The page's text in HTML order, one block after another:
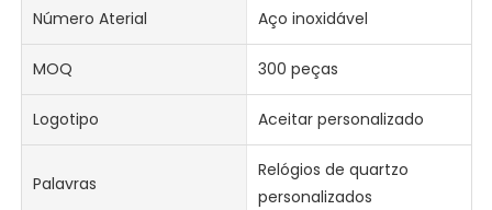
Número Aterial Aço inoxidável
MOQ 300 peças
Logotipo Aceitar personalizado
Palavras
Relógios de quartzo
personalizados